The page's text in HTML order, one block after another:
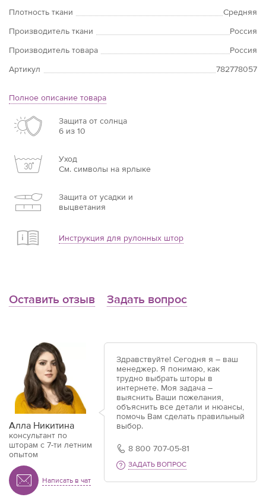
Плотность ткани
Средняя
Производитель ткани
Россия
Производитель товара
Россия
Артикул
782778057
Полное описание товара
Защита от солнца
6 из 10
Уход
См. символы на ярлыке
Защита от усадки и
выцветания
Инструкция для рулонных штор
Оставить отзыв Задать вопрос
Алла Никитина
консультант по
шторам с 7-ти летним
опытом
Написать в чат
Здравствуйте! Сегодня я – ваш
менеджер. Я понимаю, как
трудно выбрать шторы в
интернете. Моя задача –
выяснить Ваши пожелания,
объяснить все детали и нюансы,
помочь Вам сделать правильный
выбор.
8 800 707-05-81
ЗАДАТЬ ВОПРОС